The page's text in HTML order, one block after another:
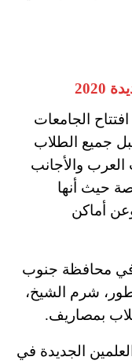
الجامعات
جميع الطلاب
والأجانب
حيث أنها
أماكن
في محافظة جنوب
شرم الشيخ،
بمصاريف.
الجديدة في